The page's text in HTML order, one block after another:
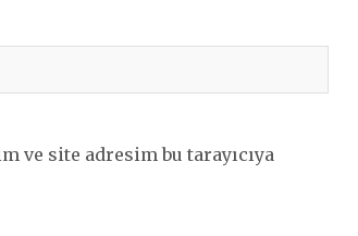
ve site adresim bu tarayıcıya